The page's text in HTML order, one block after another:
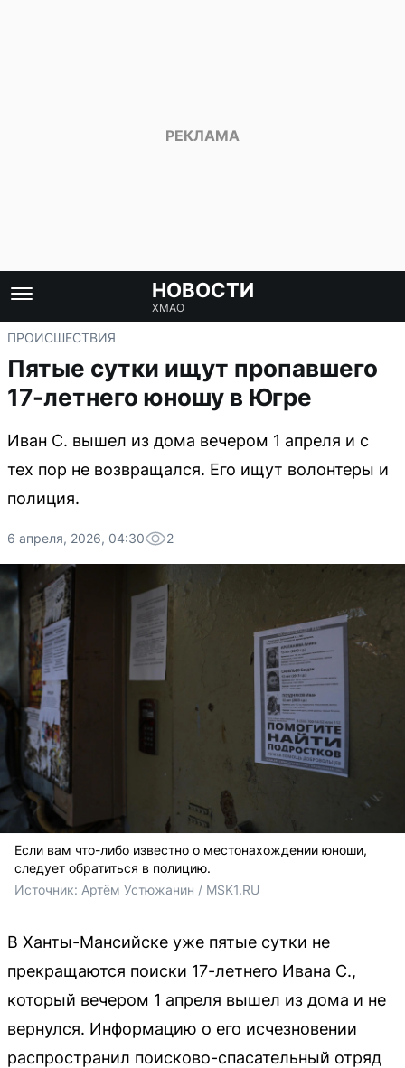
НОВОСТИ
ХМАО
ПРОИСШЕСТВИЯ
Пятые сутки ищут пропавшего
17-летнего юношу в Югре
Иван С. вышел из дома вечером 1 апреля и с
тех пор не возвращался. Его ищут волонтеры и
полиция.
6 апреля, 2026, 04:30 2
Если вам что-либо известно о местонахождении юноши,
следует обратиться в полицию.
Источник: Артём Устюжанин / MSK1.RU
В Ханты-Мансийске уже пятые сутки не
прекращаются поиски 17-летнего Ивана С.,
который вечером 1 апреля вышел из дома и не
вернулся. Информацию о его исчезновении
распространил поисково-спасательный отряд